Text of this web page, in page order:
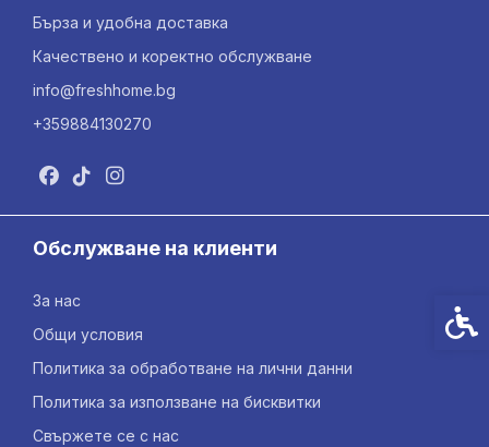
Бърза и удобна доставка
Качествено и коректно обслужване
info@freshhome.bg
+359884130270
Обслужване на клиенти
За нас
Общи условия
Политика за обработване на лични данни
Политика за използване на бисквитки
Свържете се с нас